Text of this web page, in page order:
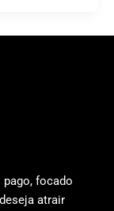
focado
atrair